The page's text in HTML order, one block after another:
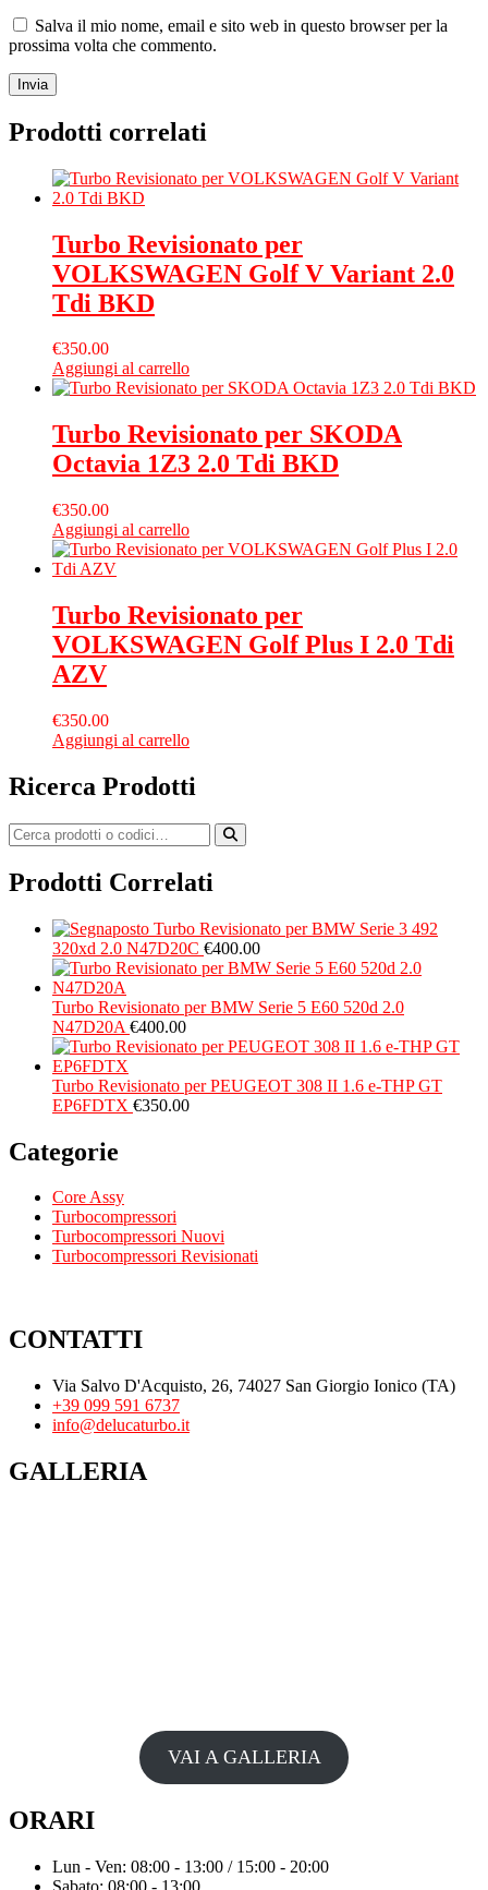
Salva il mio nome, email e sito web in questo browser per la
prossima volta che commento.
Prodotti correlati
Turbo Revisionato per
VOLKSWAGEN Golf V Variant 2.0
Tdi BKD
€350.00
Aggiungi al carrello
Turbo Revisionato per SKODA
Octavia 1Z3 2.0 Tdi BKD
€350.00
Aggiungi al carrello
Turbo Revisionato per
VOLKSWAGEN Golf Plus I 2.0 Tdi
AZV
€350.00
Aggiungi al carrello
Ricerca Prodotti
Prodotti Correlati
Turbo Revisionato per BMW Serie 3 492
320xd 2.0 N47D20C €400.00
Turbo Revisionato per BMW Serie 5 E60 520d 2.0
N47D20A €400.00
Turbo Revisionato per PEUGEOT 308 II 1.6 e-THP GT
EP6FDTX €350.00
Categorie
Core Assy
Turbocompressori
Turbocompressori Nuovi
Turbocompressori Revisionati
CONTATTI
Via Salvo D'Acquisto, 26, 74027 San Giorgio Ionico (TA)
+39 099 591 6737
info@delucaturbo.it
GALLERIA
VAI A GALLERIA
ORARI
Lun - Ven: 08:00 - 13:00 / 15:00 - 20:00
Sabato: 08:00 - 13:00